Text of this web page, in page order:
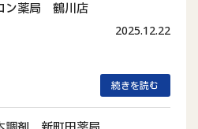
ン薬局 鶴川店
2025.12.22
続きを読む